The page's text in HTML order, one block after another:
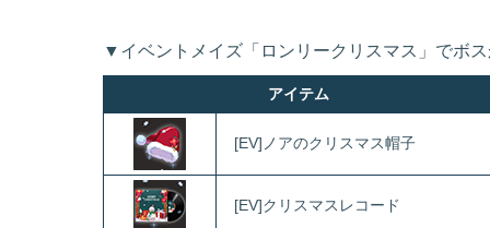
▼イベントメイズ「ロンリークリスマス」でボ
アイテム
[EV]ノアのクリスマス帽子
[EV]クリスマスレコード